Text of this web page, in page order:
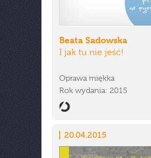
Beata Sadowska
I jak tu nie jeść!
Oprawa miękka
Rok wydania: 2015
20.04.2015